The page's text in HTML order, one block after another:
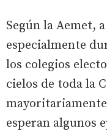
Según la Aemet,
especialmente
los colegios
cielos de toda la
esperan algunos